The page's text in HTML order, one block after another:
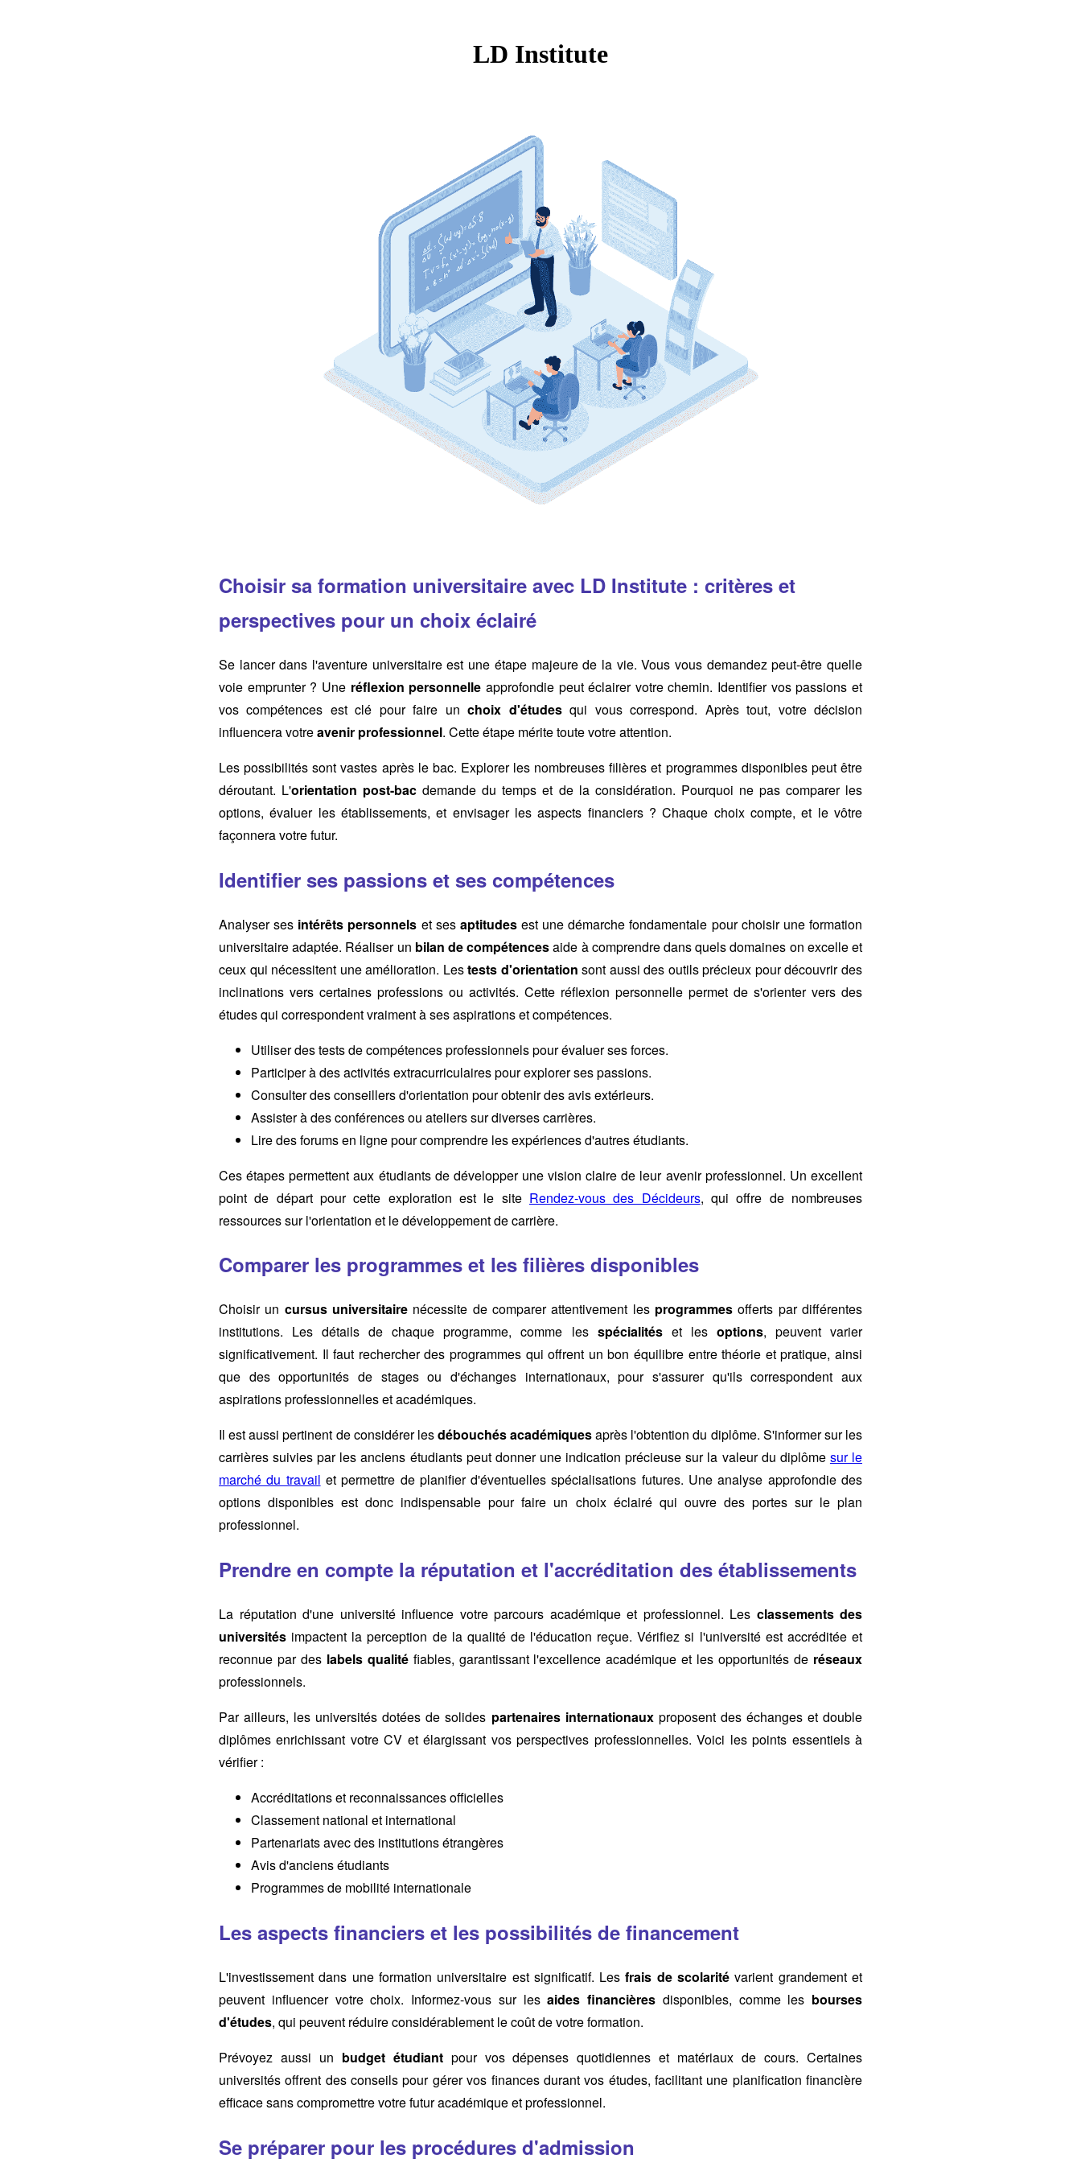
LD Institute
Choisir sa formation universitaire avec LD Institute : critères et
perspectives pour un choix éclairé
Se lancer dans l'aventure universitaire est une étape majeure de la vie. Vous vous demandez peut-être quelle
voie emprunter ? Une réflexion personnelle approfondie peut éclairer votre chemin. Identifier vos passions et
vos compétences est clé pour faire unchoix d'étudesqui vous correspond. Après tout, votre décision
influencera votreavenir professionnel. Cette étape mérite toute votre attention.
Les possibilités sont vastes après le bac. Explorer les nombreuses filières et programmes disponibles peut être
déroutant. L'orientation post-bac demande du temps et de la considération. Pourquoi ne pas comparer les
options, évaluer les établissements, et envisager les aspects financiers ? Chaque choix compte, et le vôtre
façonnera votre futur.
Identifier ses passions et ses compétences
Analyser ses intérêts personnels et ses aptitudesest une démarche fondamentale pour choisir une formation
universitaire adaptée. Réaliser un bilan de compétencesaide à comprendre dans quels domaines on excelle et
ceux qui nécessitent une amélioration. Lestests d'orientation sont aussi des outils précieux pour découvrir des
inclinations vers certaines professions ou activités. Cette réflexion personnelle permet de s'orienter vers des
études qui correspondent vraiment à ses aspirations et compétences.
Utiliser des tests de compétences professionnels pour évaluer ses forces.
Participer à des activités extracurriculaires pour explorer ses passions.
Consulter des conseillers d'orientation pour obtenir des avis extérieurs.
Assister à des conférences ou ateliers sur diverses carrières.
Lire des forums en ligne pour comprendre les expériences d'autres étudiants.
Ces étapes permettent aux étudiants de développer une vision claire de leur avenir professionnel. Un excellent
point de départ pour cette exploration est le site Rendez-vous des Décideurs, qui offre de nombreuses
ressources sur l'orientation et le développement de carrière.
Comparer les programmes et les filières disponibles
Choisir un cursus universitaire nécessite de comparer attentivement les programmes offerts par différentes
institutions. Les détails de chaque programme, comme les spécialitéset les options, peuvent varier
significativement. Il faut rechercher des programmes qui offrent un bon équilibre entre théorie et pratique, ainsi
que des opportunités de stages ou d'échanges internationaux, pour s'assurer qu'ils correspondent aux
aspirations professionnelles et académiques.
Il est aussi pertinent de considérer lesdébouchés académiquesaprès l'obtention du diplôme. S'informer sur les
carrières suivies par les anciens étudiants peut donner une indication précieuse sur la valeur du diplôme sur le
marché du travail et permettre de planifier d'éventuelles spécialisations futures. Une analyse approfondie des
options disponibles est donc indispensable pour faire un choix éclairé qui ouvre des portes sur le plan
professionnel.
Prendre en compte la réputation et l'accréditation des établissements
La réputation d'une université influence votre parcours académique et professionnel. Les classements des
universités impactent la perception de la qualité de l'éducation reçue. Vérifiez si l'université est accréditée et
reconnue par des labels qualitéfiables, garantissant l'excellence académique et les opportunités de réseaux
professionnels.
Par ailleurs, les universités dotées de solides partenaires internationauxproposent des échanges et double
diplômes enrichissant votre CV et élargissant vos perspectives professionnelles. Voici les points essentiels à
vérifier :
Accréditations et reconnaissances officielles
Classement national et international
Partenariats avec des institutions étrangères
Avis d'anciens étudiants
Programmes de mobilité internationale
Les aspects financiers et les possibilités de financement
L'investissement dans une formation universitaire est significatif. Lesfrais de scolarité varient grandement et
peuvent influencer votre choix. Informez-vous sur lesaides financières disponibles, comme les bourses
d'études, qui peuvent réduire considérablement le coût de votre formation.
Prévoyez aussi un budget étudiantpour vos dépenses quotidiennes et matériaux de cours. Certaines
universités offrent des conseils pour gérer vos finances durant vos études, facilitant une planification financière
efficace sans compromettre votre futur académique et professionnel.
Se préparer pour les procédures d'admission